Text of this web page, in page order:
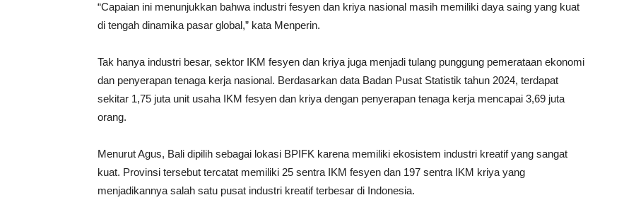
“Capaian ini menunjukkan bahwa industri fesyen dan kriya nasional masih memiliki daya saing yang kuat
di tengah dinamika pasar global,” kata Menperin.
Tak hanya industri besar, sektor IKM fesyen dan kriya juga menjadi tulang punggung pemerataan ekonomi
dan penyerapan tenaga kerja nasional. Berdasarkan data Badan Pusat Statistik tahun 2024, terdapat
sekitar 1,75 juta unit usaha IKM fesyen dan kriya dengan penyerapan tenaga kerja mencapai 3,69 juta
orang.
Menurut Agus, Bali dipilih sebagai lokasi BPIFK karena memiliki ekosistem industri kreatif yang sangat
kuat. Provinsi tersebut tercatat memiliki 25 sentra IKM fesyen dan 197 sentra IKM kriya yang
menjadikannya salah satu pusat industri kreatif terbesar di Indonesia.